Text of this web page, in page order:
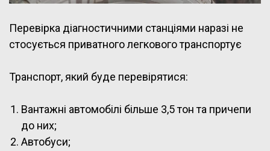
Перевірка діагностичними станціями наразі не
стосується приватного легкового транспортує
Транспорт, який буде перевірятися:
Вантажні автомобілі більше 3,5 тон та причепи
до них;
Автобуси;